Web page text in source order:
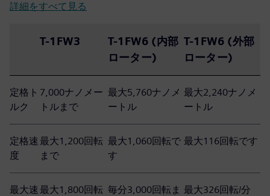
詳細をすべて見る
T-1FW3
T-1FW6 (内部
ローター)
T-1FW6 (外部
ローター)
定格ト
ルク
7,000ナノメー
トルまで
最大5,760ナノメ
ートル
最大2,240ナノメ
ートル
定格速
度
最大1,200回転
まで
最大1,060回転で
す
最大116回転です
最大速 最大1,800回転 毎分3,000回転ま 最大326回転/分